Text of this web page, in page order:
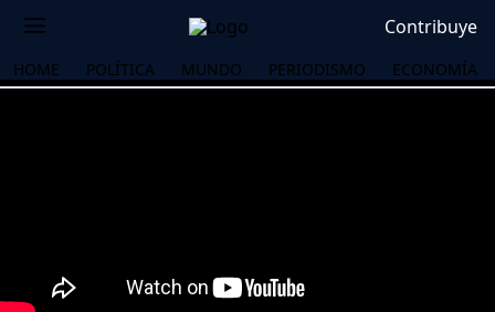
Contribuye
HOME POLÍTICA MUNDO PERIODISMO ECONOMÍA